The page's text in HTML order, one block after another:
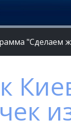
"Сделаем